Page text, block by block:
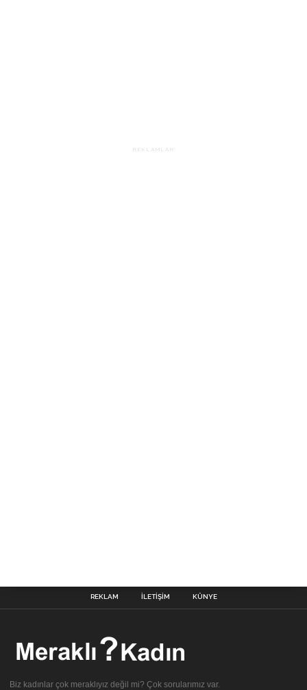
REKLAMLAR
REKLAM İLETIŞIM KÜNYE
Biz kadınlar çok meraklıyız değil mi? Çok sorularımız var.